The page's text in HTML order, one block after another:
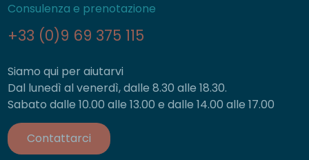
Consulenza e prenotazione
+33 (0)9 69 375 115
Siamo qui per aiutarvi
Dal lunedì al venerdì, dalle 8.30 alle 18.30.
Sabato dalle 10.00 alle 13.00 e dalle 14.00 alle 17.00
Contattarci